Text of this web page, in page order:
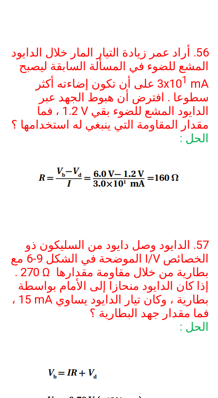
56. أراد عمر زيادة التيار المار خلال الدايود
المشع للضوء في المسألة السابقة ليصبح
3x101 mA
على أن تكون إضاءته أكثر
سطوعا . افترض أن هبوط الجهد عبر
الدايود المشع للضوء بقي 1.2 V ، فما
مقدار المقاومة التي ينبغي له استخدامها ؟
الحل :
57. الدايود وصل دايود من السليكون ذو
الخصائص I/V الموضحة في الشكل 6-9 مع
بطارية من خلال مقاومة مقدارها 270 Ω
.
إذا كان الدايود منحازا إلى الأمام بواسطة
بطارية ، وكان تيار الدايود يساوي 15 mA ،
فما مقدار جهد البطارية ؟
الحل :